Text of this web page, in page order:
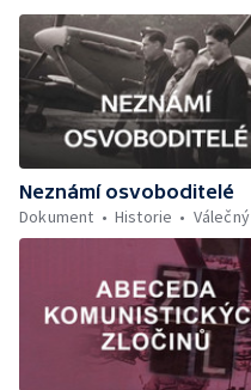
Neznámí osvoboditelé
Dokument
Historie Válečný